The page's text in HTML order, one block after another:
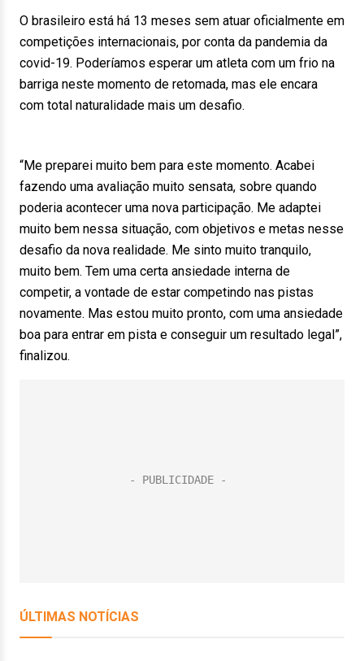
O brasileiro está há 13 meses sem atuar oficialmente em
competições internacionais, por conta da pandemia da
covid-19. Poderíamos esperar um atleta com um frio na
barriga neste momento de retomada, mas ele encara
com total naturalidade mais um desafio.
“Me preparei muito bem para este momento. Acabei
fazendo uma avaliação muito sensata, sobre quando
poderia acontecer uma nova participação. Me adaptei
muito bem nessa situação, com objetivos e metas nesse
desafio da nova realidade. Me sinto muito tranquilo,
muito bem. Tem uma certa ansiedade interna de
competir, a vontade de estar competindo nas pistas
novamente. Mas estou muito pronto, com uma ansiedade
boa para entrar em pista e conseguir um resultado legal”,
finalizou.